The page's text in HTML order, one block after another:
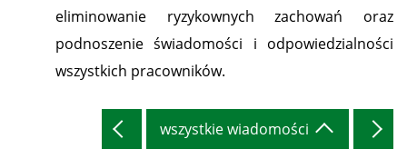
eliminowanie ryzykownych zachowań oraz
podnoszenie świadomości i odpowiedzialności
wszystkich pracowników.
wszystkie wiadomości